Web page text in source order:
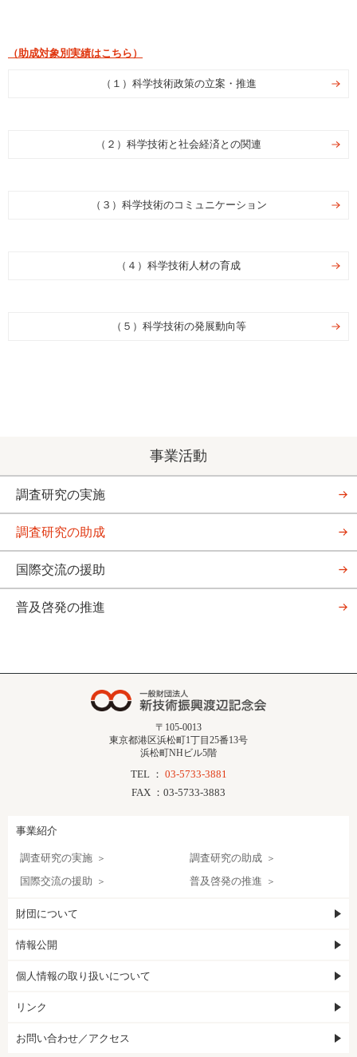
（助成対象別実績はこちら）
（１）科学技術政策の立案・推進
（２）科学技術と社会経済との関連
（３）科学技術のコミュニケーション
（４）科学技術人材の育成
（５）科学技術の発展動向等
事業活動
調査研究の実施
調査研究の助成
国際交流の援助
普及啓発の推進
〒105-0013
東京都港区浜松町1丁目25番13号
浜松町NHビル5階
TEL ： 03-5733-3881
FAX ：03-5733-3883
事業紹介
調査研究の実施
調査研究の助成
国際交流の援助
普及啓発の推進
財団について
情報公開
個人情報の取り扱いについて
リンク
お問い合わせ／アクセス